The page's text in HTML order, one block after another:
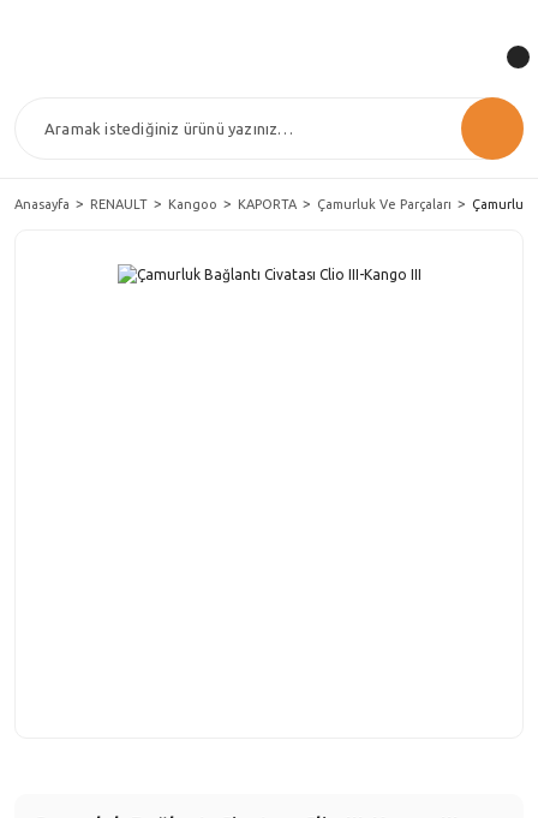
Anasayfa RENAULT Kangoo KAPORTA Çamurluk Ve Parçaları Çamurluk